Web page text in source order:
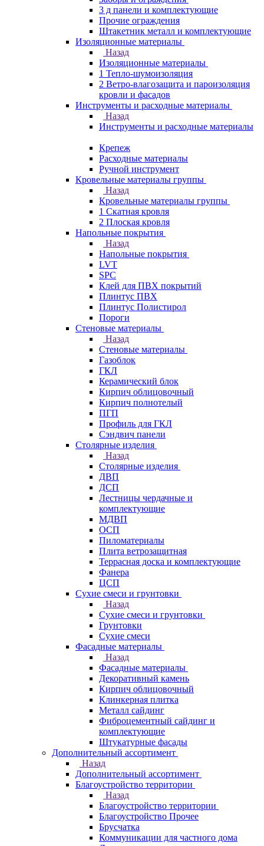
3 д панели и комплектующие
Прочие ограждения
Штакетник металл и комплектующие
Изоляционные материалы
Назад
Изоляционные материалы
1 Тепло-шумоизоляция
2 Ветро-влагозащита и пароизоляция
кровли и фасадов
Инструменты и расходные материалы
Назад
Инструменты и расходные материалы
Крепеж
Расходные материалы
Ручной инструмент
Кровельные материалы группы
Назад
Кровельные материалы группы
1 Скатная кровля
2 Плоская кровля
Напольные покрытия
Назад
Напольные покрытия
LVT
SPC
Клей для ПВХ покрытий
Плинтус ПВХ
Плинтус Полистирол
Пороги
Стеновые материалы
Назад
Стеновые материалы
Газоблок
ГКЛ
Керамический блок
Кирпич облицовочный
Кирпич полнотелый
ПГП
Профиль для ГКЛ
Сэндвич панели
Столярные изделия
Назад
Столярные изделия
ДВП
ДСП
Лестницы чердачные и
комплектующие
МДВП
ОСП
Пиломатериалы
Плита ветрозащитная
Террасная доска и комплектующие
Фанера
ЦСП
Сухие смеси и грунтовки
Назад
Сухие смеси и грунтовки
Грунтовки
Сухие смеси
Фасадные материалы
Назад
Фасадные материалы
Декоративный камень
Кирпич облицовочный
Клинкерная плитка
Металл сайдинг
Фиброцементный сайдинг и
комплектующие
Штукатурные фасады
Дополнительный ассортимент
Назад
Дополнительный ассортимент
Благоустройство территории
Назад
Благоустройство территории
Благоустройство Прочее
Брусчатка
Коммуникации для частного дома